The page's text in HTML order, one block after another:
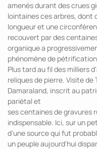
amenés durant des crues
lointaines ces arbres,
longueur et une
recouvert par des
organique a
phénomène de
Plus tard au fil des milliers
reliques de pierre. Visite
Damaraland, inscrit au
pariétal et
ses centaines de
indispensable. Ici, sur un
d'une source qui fut
un peuple aujourd'hui